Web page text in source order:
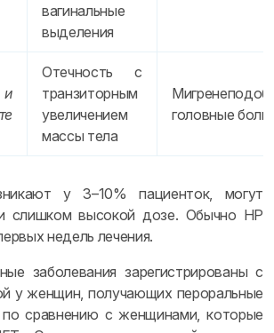
вагинальные
выделения
Отечность с
транзиторным
увеличением
массы тела
головные боли
у 3–10% пациенток, могут
слишком высокой дозе. Обычно HP
недель лечения.
заболевания зарегистрированы с
у женщин, получающих пероральные
сравнению с женщинами, которые